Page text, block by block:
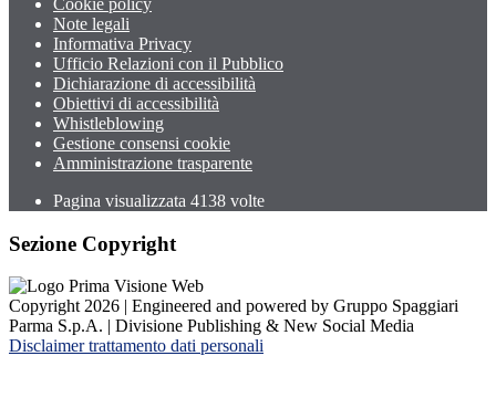
Note legali
Informativa Privacy
Ufficio Relazioni con il Pubblico
Dichiarazione di accessibilità
Obiettivi di accessibilità
Whistleblowing
Gestione consensi cookie
Amministrazione trasparente
Pagina visualizzata 4138 volte
Sezione Copyright
Copyright 2026 | Engineered and powered by Gruppo Spaggiari
Parma S.p.A. | Divisione Publishing & New Social Media
Disclaimer trattamento dati personali